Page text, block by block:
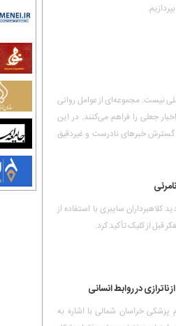
نیست. مجموعه‌ای از عوامل روانی
جعلی را فراهم می‌کنند. در این
گسترش خبرهای نادرست و غیردقیق
سایبری با استفاده از
قبل از کلیک تأکید کرد.
در روابط انسانی
خراسان شمالی با اشاره به